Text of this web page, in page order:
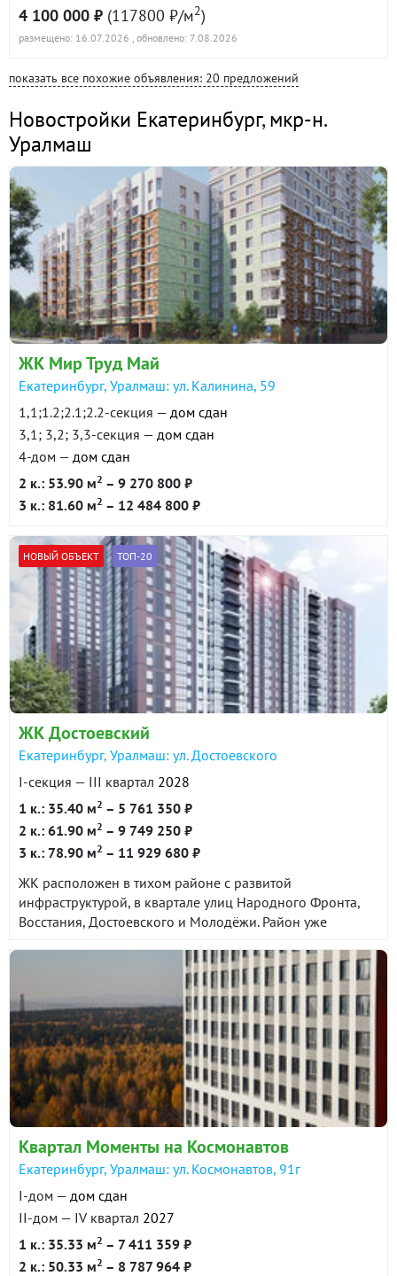
4 100 000 ₽ (117800 ₽/м2)
размещено: 16.07.2026 , обновлено: 7.08.2026
показать все похожие объявления: 20 предложений
Новостройки Екатеринбург,мкр-н.
Уралмаш
ЖК Мир Труд Май
Екатеринбург, Уралмаш: ул. Калинина, 59
1,1;1.2;2.1;2.2-секция — дом сдан
3,1; 3,2; 3,3-секция — дом сдан
4-дом — дом сдан
2 к.: 53.90 м2 – 9 270 800 ₽
3 к.: 81.60 м2 – 12 484 800 ₽
НОВЫЙ ОБЪЕКТ ТОП-20
ЖК Достоевский
Екатеринбург, Уралмаш: ул. Достоевского
I-секция — III квартал 2028
1 к.: 35.40 м2 – 5 761 350 ₽
2 к.: 61.90 м2 – 9 749 250 ₽
3 к.: 78.90 м2 – 11 929 680 ₽
ЖК расположен в тихом районе с развитой
инфраструктурой, в квартале улиц Народного Фронта,
Восстания, Достоевского и Молодёжи. Район уже
объекты социальной и торговой инфраструктуры. До
центра города 25 минут на автомобиле. До станции
метро Проспект Космонавтов около 10 минут на
общественном транспорте.
Квартал Моменты на Космонавтов
Екатеринбург, Уралмаш: ул. Космонавтов, 91г
I-дом — дом сдан
II-дом — IV квартал 2027
1 к.: 35.33 м2 – 7 411 359 ₽
2 к.: 50.33 м2 – 8 787 964 ₽